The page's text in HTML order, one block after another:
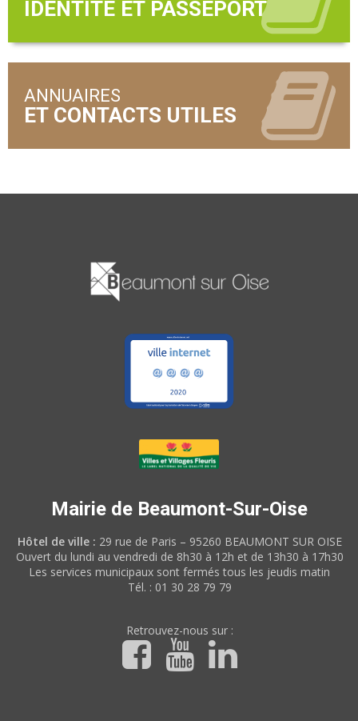
ANNUAIRES
Mairie de Beaumont-Sur-Oise
Hôtel de ville : 29 rue de Paris – 95260 BEAUMONT SUR OISE
Ouvert du lundi au vendredi de 8h30 à 12h et de 13h30 à 17h30
Les services municipaux sont fermés tous les jeudis matin
Tél. : 01 30 28 79 79
Retrouvez-nous sur :